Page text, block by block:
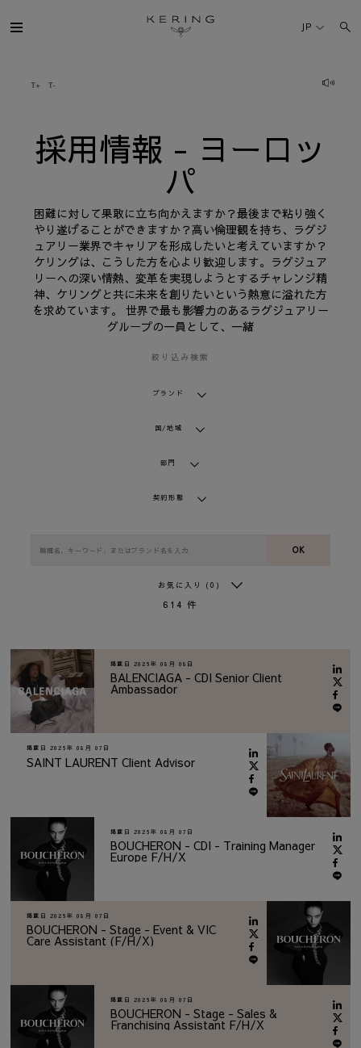
用
情
人材
サステナビリティ
FINANCE
プレスルーム
採用情報
JP
採用情報 - ヨーロッ
パ
困難に対して果敢に立ち向かえますか？最後まで粘り強く
やり遂げることができますか？高い倫理観を持ち、ラグジ
ュアリー業界でキャリアを形成したいと考えていますか？
ケリングは、こうした方を心より歓迎します。ラグジュア
リーへの深い情熱、変革を実現しようとするチャレンジ精
神、ケリングと共に未来を創りたいという熱意に溢れた方
を求めています。 世界で最も影響力のあるラグジュアリー
グループの一員として、一緒
絞り込み検索
ブランド
国/地域
部門
契約形態
OK
お気に入り (0)
614 件
掲載日 2026年 08月 08日
BALENCIAGA - CDI Senior Client
Ambassador
掲載日 2026年 08月 07日
SAINT LAURENT Client Advisor
掲載日 2026年 08月 07日
BOUCHERON - CDI - Training Manager
Europe F/H/X
掲載日 2026年 08月 07日
BOUCHERON - Stage - Event & VIC
Care Assistant (F/H/X)
掲載日 2026年 08月 07日
BOUCHERON - Stage - Sales &
Franchising Assistant F/H/X